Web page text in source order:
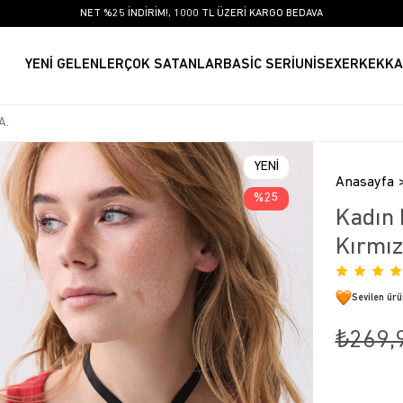
NET %25 İNDİRİM!, 1000 TL ÜZERİ KARGO BEDAVA
YENİ GELENLERÇOK SATANLARBASİC SERİ UNİSEXERKEK
YENI
ÜRÜN
25
Anasayfa
Sevilen